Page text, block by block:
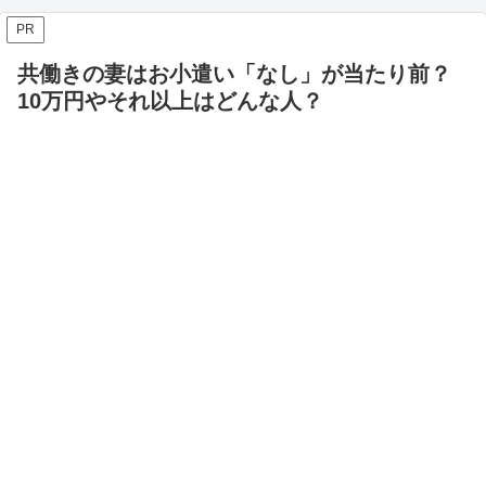
PR
共働きの妻はお小遣い「なし」が当たり前？
10万円やそれ以上はどんな人？